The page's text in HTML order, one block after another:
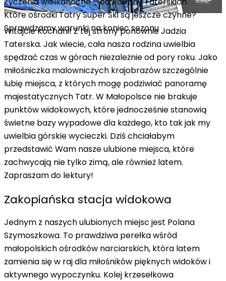
Które ośrodki Tatry Super Ski są jeszcze czynne?
Sprawdzamy warunki na koniec sezonu
Witajcie Kochani! Z tej strony ponownie Jadzia
Taterska. Jak wiecie, cała nasza rodzina uwielbia
spędzać czas w górach niezależnie od pory roku. Jako
miłośniczka malowniczych krajobrazów szczególnie
lubię miejsca, z których mogę podziwiać panoramę
majestatycznych Tatr. W Małopolsce nie brakuje
punktów widokowych, które jednocześnie stanowią
świetne bazy wypadowe dla każdego, kto tak jak my
uwielbia górskie wycieczki. Dziś chciałabym
przedstawić Wam nasze ulubione miejsca, które
zachwycają nie tylko zimą, ale również latem.
Zapraszam do lektury!
Zakopiańska stacja widokowa
Jednym z naszych ulubionych miejsc jest Polana
Szymoszkowa. To prawdziwa perełka wśród
małopolskich ośrodków narciarskich, która latem
zamienia się w raj dla miłośników pięknych widoków i
aktywnego wypoczynku. Kolej krzesełkowa